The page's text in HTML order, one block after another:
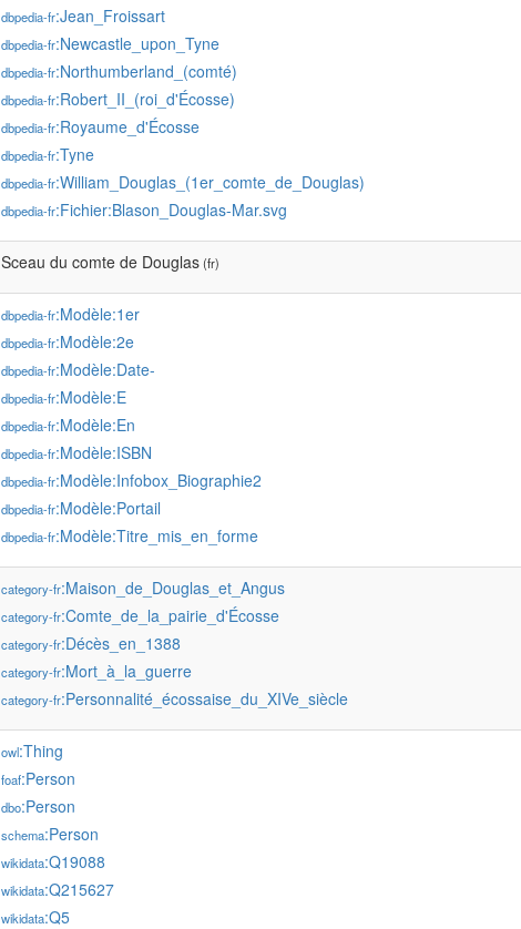
dbpedia-fr:Jean_Froissart
dbpedia-fr:Newcastle_upon_Tyne
dbpedia-fr:Northumberland_(comté)
dbpedia-fr:Robert_II_(roi_d'Écosse)
dbpedia-fr:Royaume_d'Écosse
dbpedia-fr:Tyne
dbpedia-fr:William_Douglas_(1er_comte_de_Douglas)
dbpedia-fr:Fichier:Blason_Douglas-Mar.svg
Sceau du comte de Douglas(fr)
dbpedia-fr:Modèle:1er
dbpedia-fr:Modèle:2e
dbpedia-fr:Modèle:Date-
dbpedia-fr:Modèle:E
dbpedia-fr:Modèle:En
dbpedia-fr:Modèle:ISBN
dbpedia-fr:Modèle:Infobox_Biographie2
dbpedia-fr:Modèle:Portail
dbpedia-fr:Modèle:Titre_mis_en_forme
category-fr:Maison_de_Douglas_et_Angus
category-fr:Comte_de_la_pairie_d'Écosse
category-fr:Décès_en_1388
category-fr:Mort_à_la_guerre
category-fr:Personnalité_écossaise_du_XIVe_siècle
owl:Thing
foaf:Person
dbo:Person
schema:Person
wikidata:Q19088
wikidata:Q215627
wikidata:Q5